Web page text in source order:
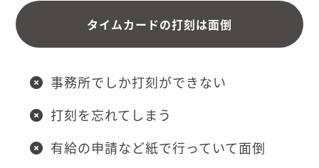
タイムカードの打刻は面倒
事務所でしか打刻ができない
打刻を忘れてしまう
有給の申請など紙で行っていて面倒